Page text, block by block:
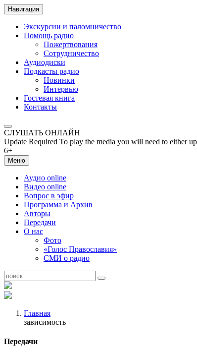
Навигация
Экскурсии и паломничество
Помощь радио
Пожертвования
Сотрудничество
Аудиодиски
Подкасты радио
Новинки
Интервью
Гостевая книга
Контакты
СЛУШАТЬ ОНЛАЙН
Update Required To play the media you will need to either
6+
Меню
Аудио online
Видео online
Вопрос в эфир
Программа и Архив
Авторы
Передачи
О нас
Фото
«Голос Православия»
СМИ о радио
Главная
зависимость
Передачи